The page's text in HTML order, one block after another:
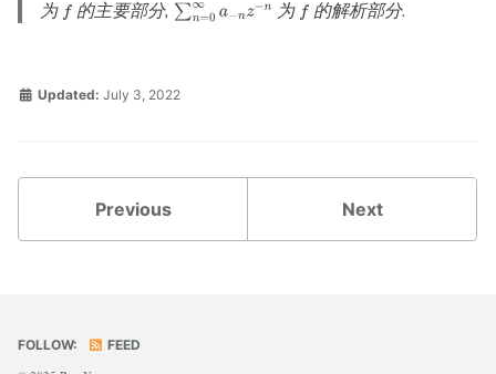
为f 的主要部分, ∑n=0∞a−nz−n
为f 的解析部分.
Updated: July 3, 2022
Previous Next
FOLLOW:
FEED